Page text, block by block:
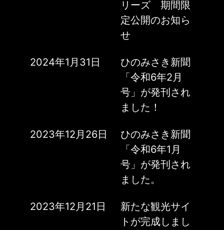
リーズ 期間限
定公開のお知ら
せ
2024年1月31日
ひのみさき新聞
「令和6年2月
号」が発刊され
ました！
2023年12月26日
ひのみさき新聞
「令和6年1月
号」が発刊され
ました。
2023年12月21日
新たな観光サイ
トが完成しまし